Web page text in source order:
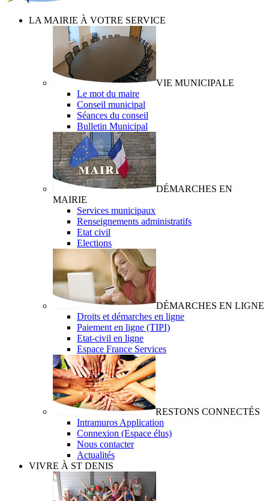
LA MAIRIE À VOTRE SERVICE
VIE MUNICIPALE
Le mot du maire
Conseil municipal
Séances du conseil
Bulletin Municipal
DÉMARCHES EN
MAIRIE
Services municipaux
Renseignements administratifs
Etat civil
Elections
DÉMARCHES EN LIGNE
Droits et démarches en ligne
Paiement en ligne (TIPI)
Etat-civil en ligne
Espace France Services
RESTONS CONNECTÉS
Intramuros Application
Connexion (Espace élus)
Nous contacter
Actualités
VIVRE À ST DENIS